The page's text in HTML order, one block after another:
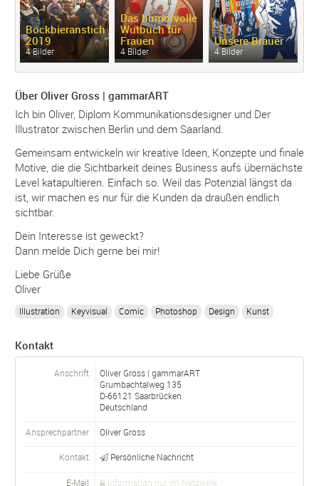
Bockbieranstich
2019
4 Bilder
Das humorvolle
Wutbuch für
Frauen
4 Bilder
Unsere Brauer
4 Bilder
Über Oliver Gross | gammarART
Ich bin Oliver, Diplom Kommunikationsdesigner und Der
Illustrator zwischen Berlin und dem Saarland.
Gemeinsam entwickeln wir kreative Ideen, Konzepte und finale
Motive, die die Sichtbarkeit deines Business aufs übernächste
Level katapultieren. Einfach so. Weil das Potenzial längst da
ist, wir machen es nur für die Kunden da draußen endlich
sichtbar.
Dein Interesse ist geweckt?
Dann melde Dich gerne bei mir!
Liebe Grüße
Oliver
Illustration Keyvisual Comic Photoshop Design Kunst
Kontakt
Anschrift
Oliver Gross | gammarART
Grumbachtalweg 135
D-66121 Saarbrücken
Deutschland
Ansprechpartner Oliver Gross
Kontakt Persönliche Nachricht
E-Mail Information nur im Netzwerk